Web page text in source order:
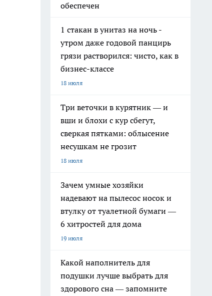
обеспечен
1 стакан в унитаз на ночь -
утром даже годовой панцирь
грязи растворился: чисто, как в
бизнес-классе
18 июля
Три веточки в курятник — и
вши и блохи с кур сбегут,
сверкая пятками: облысение
несушкам не грозит
18 июля
Зачем умные хозяйки
надевают на пылесос носок и
втулку от туалетной бумаги —
6 хитростей для дома
19 июля
Какой наполнитель для
подушки лучше выбрать для
здорового сна — запомните